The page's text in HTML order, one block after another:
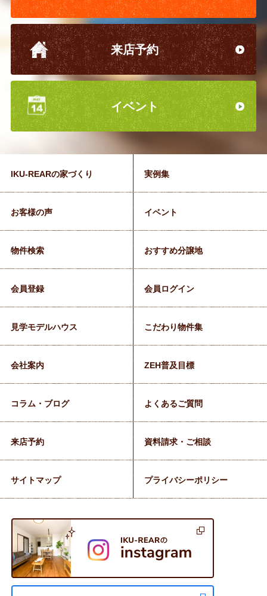
来店予約
イベント
IKU-REARの家づくり 実例集
お客様の声 イベント
物件検索 おすすめ分譲地
会員登録 会員ログイン
見学モデルハウス こだわり物件集
会社案内 ZEH普及目標
コラム・ブログ よくあるご質問
来店予約 資料請求・ご相談
サイトマップ プライバシーポリシー